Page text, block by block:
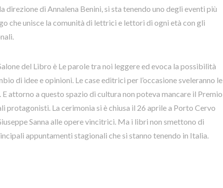
direzione di Annalena Benini, si sta tenendo uno degli eventi più
che unisce la comunità di lettrici e lettori di ogni età con gli
del Libro è Le parole tra noi leggere ed evoca la possibilità
di idee e opinioni. Le case editrici per l’occasione sveleranno le
attorno a questo spazio di cultura non poteva mancare il Premio
protagonisti. La cerimonia si è chiusa il 26 aprile a Porto Cervo
Sanna alle opere vincitrici. Ma i libri non smettono di
appuntamenti stagionali che si stanno tenendo in Italia.